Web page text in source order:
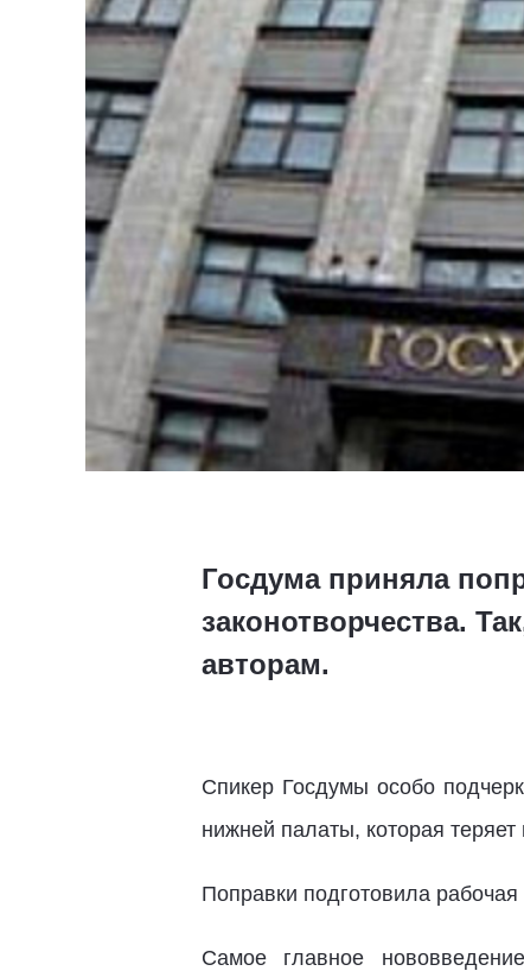
Госдума приняла
законотворчества.
авторам.
Спикер Госдумы особо
нижней палаты, которая
Поправки подготовила
Самое главное